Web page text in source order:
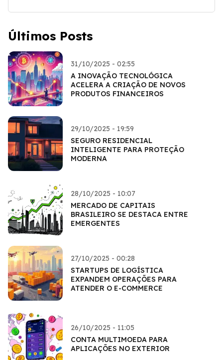
Últimos Posts
31/10/2025 - 02:55
A INOVAÇÃO TECNOLÓGICA
ACELERA A CRIAÇÃO DE NOVOS
PRODUTOS FINANCEIROS
29/10/2025 - 19:59
SEGURO RESIDENCIAL
INTELIGENTE PARA PROTEÇÃO
MODERNA
28/10/2025 - 10:07
MERCADO DE CAPITAIS
BRASILEIRO SE DESTACA ENTRE
EMERGENTES
27/10/2025 - 00:28
STARTUPS DE LOGÍSTICA
EXPANDEM OPERAÇÕES PARA
ATENDER O E-COMMERCE
26/10/2025 - 11:05
CONTA MULTIMOEDA PARA
APLICAÇÕES NO EXTERIOR